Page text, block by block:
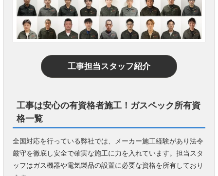
工事担当スタッフ紹介
工事は安心の有資格者施工！ガスペック所有資
格一覧
全国対応を行っている弊社では、メーカー施工経験があり法令
厳守を徹底し安全で確実な施工に力を入れています。担当スタ
ッフはガス機器や電気製品の設置に必要な資格を所有しており